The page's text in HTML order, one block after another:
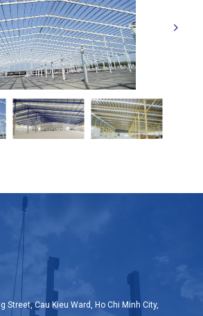
Street, Cau Kieu Ward, Ho Chi Minh City,